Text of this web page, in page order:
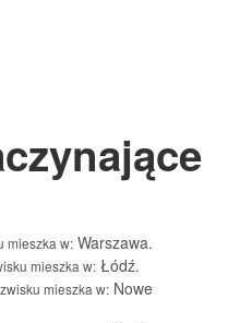
mieszka w: Warszawa.
mieszka w: Łódź.
mieszka w: Nowe